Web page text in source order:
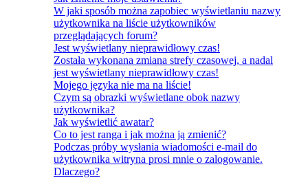
W jaki sposób można zapobiec wyświetlaniu nazwy
użytkownika na liście użytkowników
przeglądających forum?
Jest wyświetlany nieprawidłowy czas!
Została wykonana zmiana strefy czasowej, a nadal
jest wyświetlany nieprawidłowy czas!
Mojego języka nie ma na liście!
Czym są obrazki wyświetlane obok nazwy
użytkownika?
Jak wyświetlić awatar?
Co to jest ranga i jak można ją zmienić?
Podczas próby wysłania wiadomości e-mail do
użytkownika witryna prosi mnie o zalogowanie.
Dlaczego?